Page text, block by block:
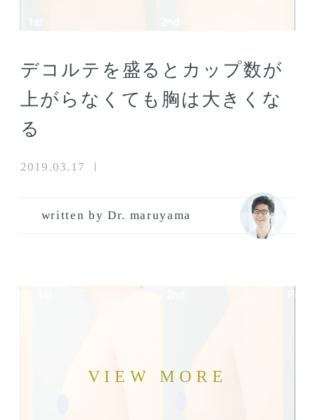
デコルテを盛るとカップ数が
上がらなくても胸は大きくな
る
2019.03.17
written by Dr. maruyama